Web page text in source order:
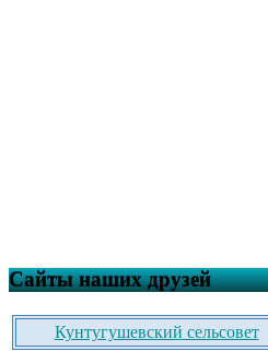
Сайты наших друзей
Кунтугушевский сельсовет